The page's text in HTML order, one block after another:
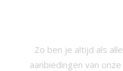
Zo ben je altijd als
aanbiedingen van